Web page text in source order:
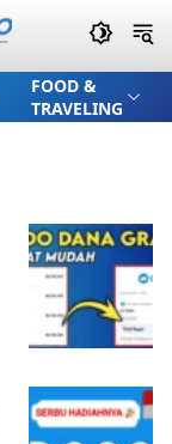
FOOD &
TRAVELING